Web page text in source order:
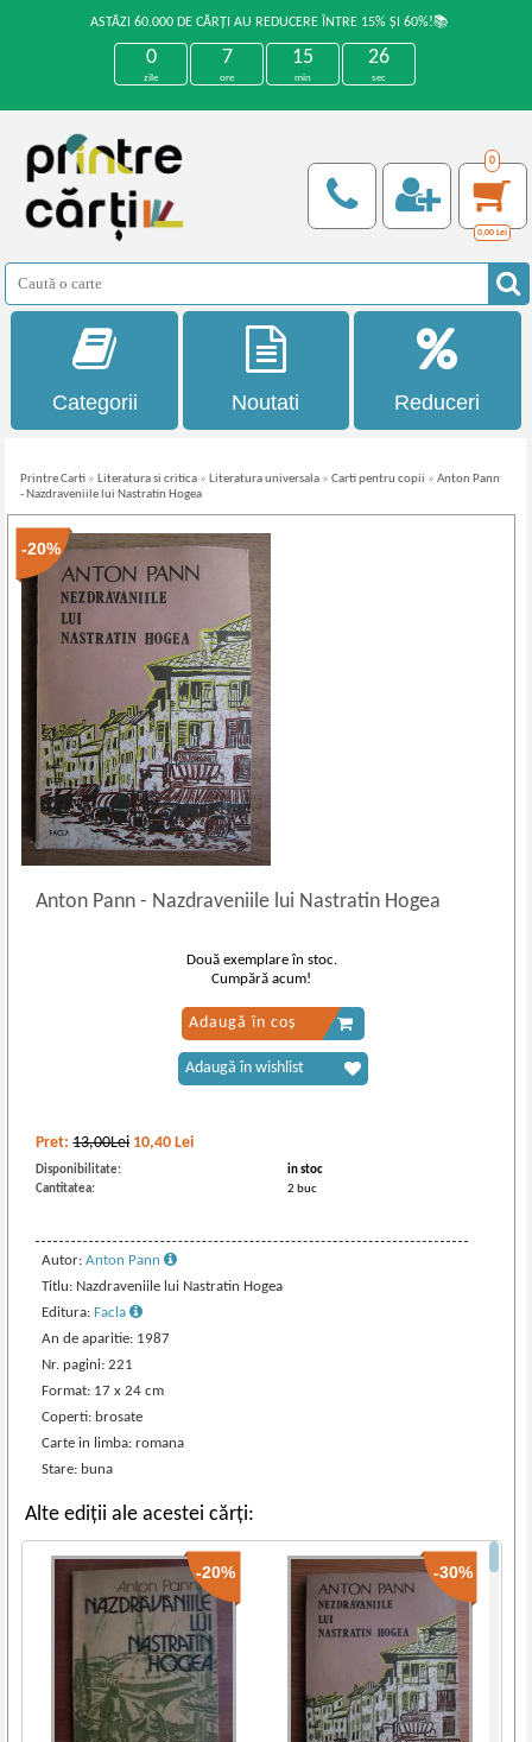
ASTĂZI 60.000 DE CĂRȚI AU REDUCERE ÎNTRE 15% ȘI 60%!📚
0
zile
7
ore
15
min
26
sec
0
0,00 Lei
Categorii Noutati Reduceri
Printre Carti » Literatura si critica » Literatura universala »Carti pentru copii »Anton Pann
- Nazdraveniile lui Nastratin Hogea
-20%
Anton Pann- Nazdraveniile lui Nastratin Hogea
Pret:13,00Lei 10,40 Lei
Disponibilitate:
in stoc
Cantitatea:
2 buc
Autor:Anton Pann
Titlu: Nazdraveniile lui Nastratin Hogea
Editura:Facla
An de aparitie: 1987
Nr. pagini: 221
Format: 17 x 24 cm
Coperti: brosate
Carte in limba: romana
Stare: buna
Două exemplare în stoc.
Cumpără acum!
Adaugă în coș
Adaugă în wishlist
Alte ediții ale acestei cărți:
-20% -30%